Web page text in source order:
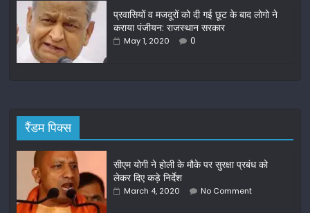
प्रवासियों व मजदूरों को दी गई छूट के बाद लोगो ने
कराया पंजीयन: राजस्थान सरकार
May 1, 2020 0
रैंडम पिक्स
सीएम योगी ने होली के मौके पर सुरक्षा प्रबंध को
लेकर दिए कड़े निर्देश
March 4, 2020 No Comment